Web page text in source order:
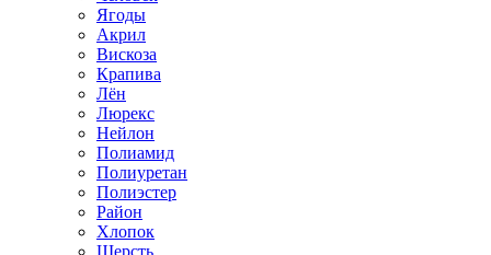
Ягоды
Акрил
Вискоза
Крапива
Лён
Люрекс
Нейлон
Полиамид
Полиуретан
Полиэстер
Район
Хлопок
Шерсть